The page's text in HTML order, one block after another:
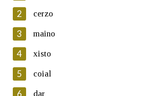
En cumprimento da normativa vixente en
Protección de Datos de Carácter Persoal, a
Galega informa a aqueles usuarios que faciliten
electrónico, así como calquera outra
persoal, que estes datos serán obxecto de
automatizado de carácter confidencial e
2 cerzo
3 maino
4 xisto
5 coial
6 dar